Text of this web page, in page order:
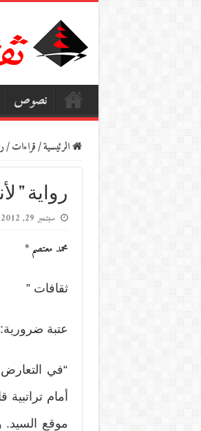
نصوص
الرئيسية/قراءات/
رواية ”
سبتمبر 29, 2012
محمد معتصم *
ثقافات ”
عتبة ضرورية:
“في
أمام
موقع السيد.